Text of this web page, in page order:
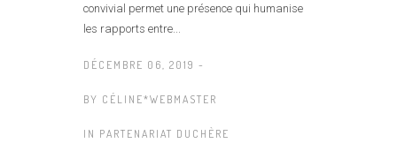
convivial permet une présence qui humanise
les rapports entre...
DÉCEMBRE 06, 2019 -
BY CÉLINE*WEBMASTER
IN PARTENARIAT DUCHÈRE